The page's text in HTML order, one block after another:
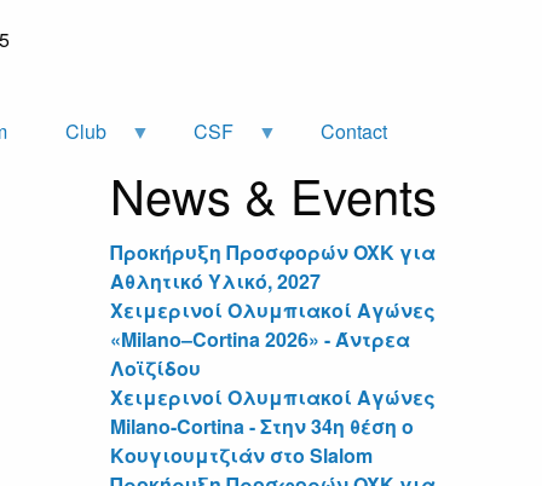
Club CSF Contact
News & Events
Προκήρυξη Προσφορών OXK για
Αθλητικό Υλικό, 2027
Χειμερινοί Ολυμπιακοί Αγώνες
«Milano–Cortina 2026» - Άντρεα
Λοϊζίδου
Χειμερινοί Ολυμπιακοί Αγώνες
Milano-Cortina - Στην 34η θέση ο
Κουγιουμτζιάν στο Slalom